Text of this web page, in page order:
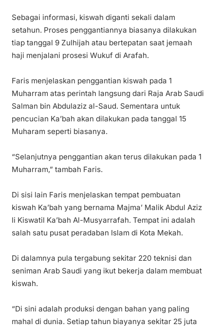
Sebagai informasi, kiswah diganti sekali dalam
setahun. Proses penggantiannya biasanya dilakukan
tiap tanggal 9 Zulhijah atau bertepatan saat jemaah
haji menjalani prosesi Wukuf di Arafah.
Faris menjelaskan penggantian kiswah pada 1
Muharram atas perintah langsung dari Raja Arab Saudi
Salman bin Abdulaziz al-Saud. Sementara untuk
pencucian Ka’bah akan dilakukan pada tanggal 15
Muharam seperti biasanya.
“Selanjutnya penggantian akan terus dilakukan pada 1
Muharram,” tambah Faris.
Di sisi lain Faris menjelaskan tempat pembuatan
kiswah Ka’bah yang bernama Majma’ Malik Abdul Aziz
li Kiswatil Ka’bah Al-Musyarrafah. Tempat ini adalah
salah satu pusat peradaban Islam di Kota Mekah.
Di dalamnya pula tergabung sekitar 220 teknisi dan
seniman Arab Saudi yang ikut bekerja dalam membuat
kiswah.
“Di sini adalah produksi dengan bahan yang paling
mahal di dunia. Setiap tahun biayanya sekitar 25 juta